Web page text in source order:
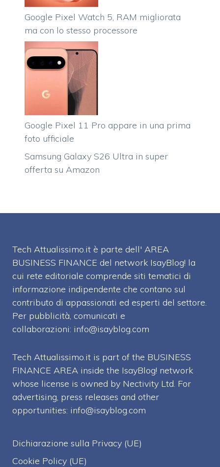
Google Pixel Watch 5, RAM migliorata
ma con lo stesso processore
Google Pixel 11 Pro appare in una prima
foto ufficiale
Samsung Galaxy S26 Ultra in super
offerta su Amazon
Tech Attualissimo.it è parte dell' AREA
BUSINESS FINANCE del network IsayBlog! la
cui rete editoriale comprende siti tematici di
informazione indipendente che contano sul
contributo di appassionati ed esperti del settore.
Per pubblicità, comunicati e
collaborazioni: info@isayblog.com
Tech Attualissimo.it is part of the BUSINESS
FINANCE AREA inside the IsayBlog! network
whose license is owned by Nectivity Ltd. For
advertising, press releases and other
opportunities: info@isayblog.com
Dichiarazione sulla Privacy (UE)
Cookie Policy (UE)